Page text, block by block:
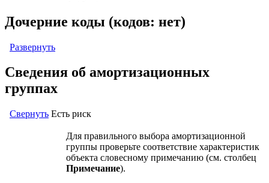
Дочерние коды (кодов: нет)
Развернуть
Сведения об амортизационных
группах
Свернуть Есть риск
Для правильного выбора амортизационной
группы проверьте соответствие характеристик
объекта словесному примечанию (см. столбец
Примечание).